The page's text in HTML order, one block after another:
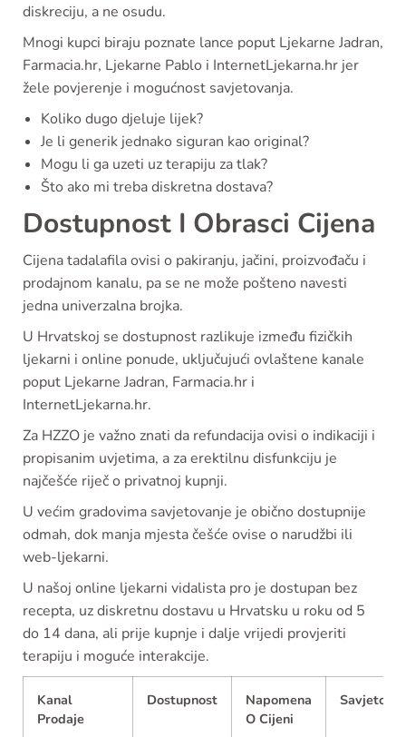
diskreciju, a ne osudu.
Mnogi kupci biraju poznate lance poput Ljekarne Jadran,
Farmacia.hr, Ljekarne Pablo i InternetLjekarna.hr jer
žele povjerenje i mogućnost savjetovanja.
Koliko dugo djeluje lijek?
Je li generik jednako siguran kao original?
Mogu li ga uzeti uz terapiju za tlak?
Što ako mi treba diskretna dostava?
Dostupnost I Obrasci Cijena
Cijena tadalafila ovisi o pakiranju, jačini, proizvođaču i
prodajnom kanalu, pa se ne može pošteno navesti
jedna univerzalna brojka.
U Hrvatskoj se dostupnost razlikuje između fizičkih
ljekarni i online ponude, uključujući ovlaštene kanale
poput Ljekarne Jadran, Farmacia.hr i
InternetLjekarna.hr.
Za HZZO je važno znati da refundacija ovisi o indikaciji i
propisanim uvjetima, a za erektilnu disfunkciju je
najčešće riječ o privatnoj kupnji.
U većim gradovima savjetovanje je obično dostupnije
odmah, dok manja mjesta češće ovise o narudžbi ili
web-ljekarni.
U našoj online ljekarni vidalista pro je dostupan bez
recepta, uz diskretnu dostavu u Hrvatsku u roku od 5
do 14 dana, ali prije kupnje i dalje vrijedi provjeriti
terapiju i moguće interakcije.
Kanal
Prodaje
Dostupnost
Napomena
O Cijeni